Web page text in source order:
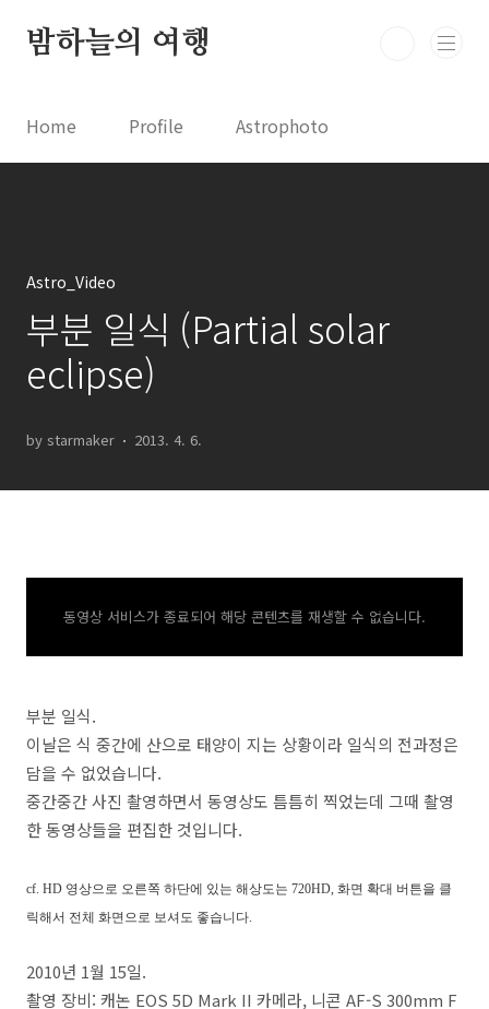
밤하늘의 여행
Home Profile Astrophoto
Astrophotography
Astro_Video
부분 일식 (Partial solar
eclipse)
by starmaker 2013. 4. 6.
동영상 서비스가 종료되어 해당 콘텐츠를 재생할 수 없습니다.
부분 일식.
이날은 식 중간에 산으로 태양이 지는 상황이라 일식의 전과정은
담을 수 없었습니다.
중간중간 사진 촬영하면서 동영상도 틈틈히 찍었는데 그때 촬영
한 동영상들을 편집한 것입니다.
cf. HD 영상으로 오른쪽 하단에 있는 해상도는 720HD, 화면 확대 버튼을 클
릭해서 전체 화면으로 보셔도 좋습니다.
2010년 1월 15일.
촬영 장비: 캐논 EOS 5D Mark II 카메라, 니콘 AF-S 300mm F